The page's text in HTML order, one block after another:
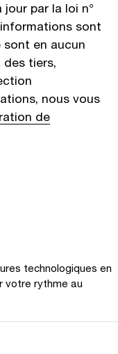
par la loi n°
sont
en aucun
tiers,
nous vous
de
technologiques en
votre rythme au